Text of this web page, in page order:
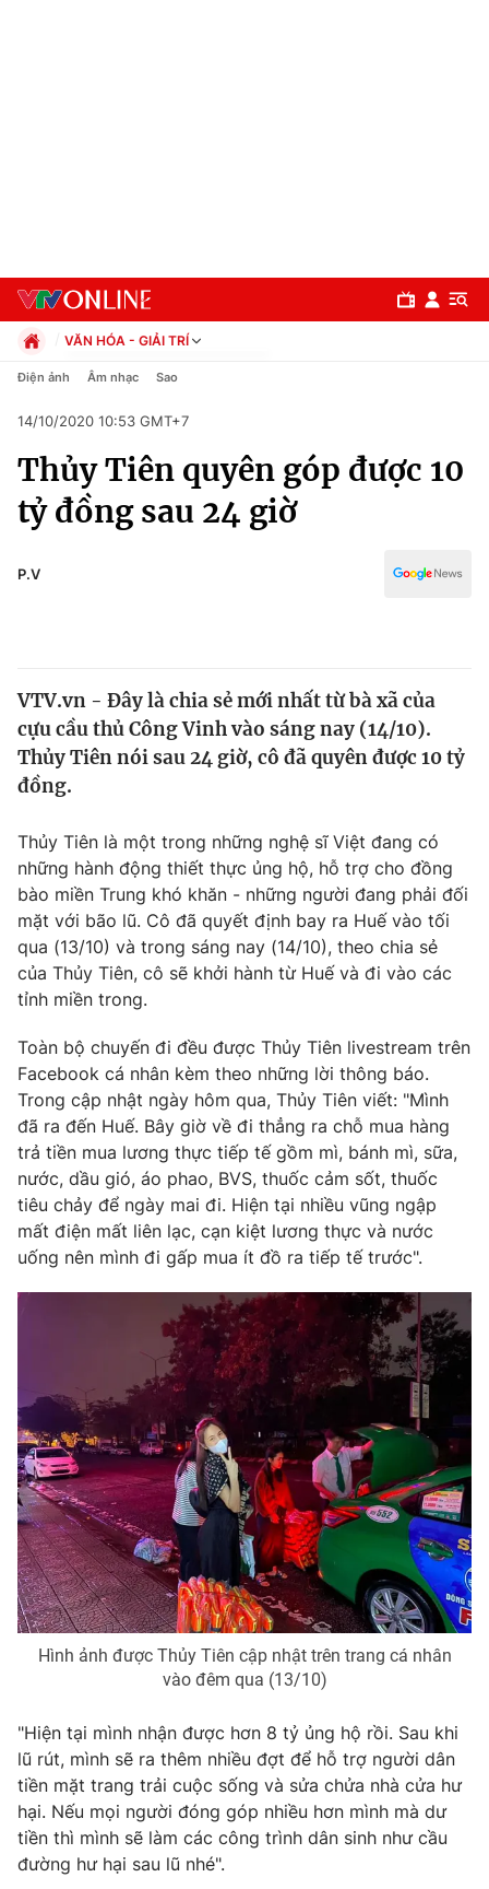
Chuyên mục
Chính trị
Thế giới
Tin tức
Thế giới đó đây
Câu chuyện quốc tế
Tài chính
Thị trường
Góc doanh nghiệp
Dữ liệu và đời sống
Truyền hình
Phim VTV
Nhân vật
Khán giả
Giải sao mai
Giải trí
Điện ảnh
Âm nhạc
Sao
Đời sống
Du lịch
Làm đẹp
Chất lượng cuộc sống
Giáo dục
Tuyển sinh
Học trực tuyến
Công nghệ
Hitech Công nghệ tương lai
Giao lưu trực tuyến
Chuyên mục khác
Emagazine Podcast
Photo Infographic
Video Shorts video
VTV Money VTV Thể thao
Bất động sản
Thị trường 24h Tấm lòng Việt
VTV4 Vươn mình bằng AI
VĂN HÓA - GIẢI TRÍ
Chính trị
Pháp luật
Kinh tế
Thể thao
Truyền hình
Điện ảnh Âm nhạc Sao
14/10/2020 10:53 GMT+7
Thủy Tiên quyên góp được 10
tỷ đồng sau 24 giờ
P.V
VTV.vn - Đây là chia sẻ mới nhất từ bà xã của
cựu cầu thủ Công Vinh vào sáng nay (14/10).
Thủy Tiên nói sau 24 giờ, cô đã quyên được 10 tỷ
đồng.
Thủy Tiên là một trong những nghệ sĩ Việt đang có
những hành động thiết thực ủng hộ, hỗ trợ cho đồng
bào miền Trung khó khăn - những người đang phải đối
mặt với bão lũ. Cô đã quyết định bay ra Huế vào tối
qua (13/10) và trong sáng nay (14/10), theo chia sẻ
của Thủy Tiên, cô sẽ khởi hành từ Huế và đi vào các
tỉnh miền trong.
Toàn bộ chuyến đi đều được Thủy Tiên livestream trên
Facebook cá nhân kèm theo những lời thông báo.
Trong cập nhật ngày hôm qua, Thủy Tiên viết: "Mình
đã ra đến Huế. Bây giờ về đi thẳng ra chỗ mua hàng
trả tiền mua lương thực tiếp tế gồm mì, bánh mì, sữa,
nước, dầu gió, áo phao, BVS, thuốc cảm sốt, thuốc
tiêu chảy để ngày mai đi. Hiện tại nhiều vũng ngập
mất điện mất liên lạc, cạn kiệt lương thực và nước
uống nên mình đi gấp mua ít đồ ra tiếp tế trước".
Hình ảnh được Thủy Tiên cập nhật trên trang cá nhân
vào đêm qua (13/10)
"Hiện tại mình nhận được hơn 8 tỷ ủng hộ rồi. Sau khi
lũ rút, mình sẽ ra thêm nhiều đợt để hỗ trợ người dân
tiền mặt trang trải cuộc sống và sửa chửa nhà cửa hư
hại. Nếu mọi người đóng góp nhiều hơn mình mà dư
tiền thì mình sẽ làm các công trình dân sinh như cầu
đường hư hại sau lũ nhé".